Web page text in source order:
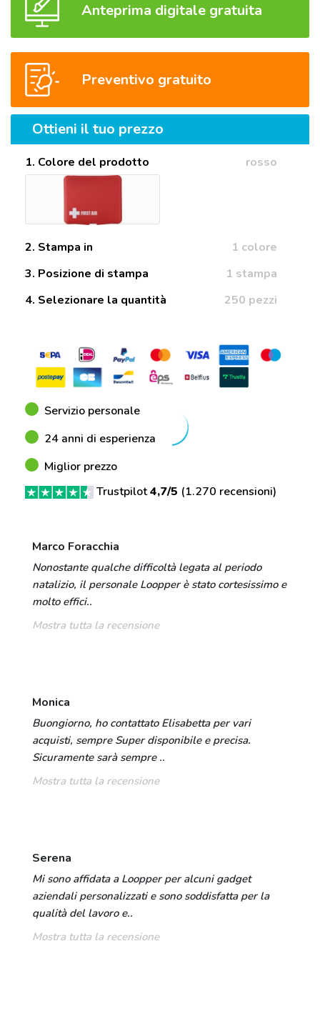
Anteprima digitale gratuita
Preventivo gratuito
Ottieni il tuo prezzo
1. Colore del prodotto rosso
2. Stampa in
1 colore
3. Posizione di stampa
1 stampa
4. Selezionare la quantità
250 pezzi
Servizio personale
24 anni di esperienza
Miglior prezzo
Trustpilot4,7/5 (1.270 recensioni)
Marco Foracchia
Nonostante qualche difficoltà legata al periodo
natalizio, il personale Loopper è stato cortesissimo e
molto effici..
Mostra tutta la recensione
Monica
Buongiorno, ho contattato Elisabetta per vari
acquisti, sempre Super disponibile e precisa.
Sicuramente sarà sempre ..
Mostra tutta la recensione
Serena
Mi sono affidata a Loopper per alcuni gadget
aziendali personalizzati e sono soddisfatta per la
qualità del lavoro e..
Mostra tutta la recensione